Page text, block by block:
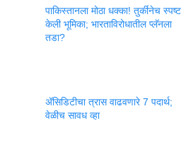
पाकिस्तानला मोठा धक्का! तुर्कीनेच स्पष्ट
केली भूमिका; भारताविरोधातील प्लॅनला
तडा?
ॲसिडिटीचा त्रास वाढवणारे 7 पदार्थ;
वेळीच सावध व्हा